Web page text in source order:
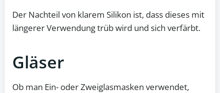
Der Nachteil von klarem Silikon ist, dass dieses mit
längerer Verwendung trüb wird und sich verfärbt.
Gläser
Ob man Ein- oder Zweiglasmasken verwendet,